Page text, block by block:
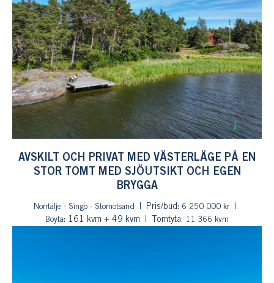
AVSKILT OCH PRIVAT MED VÄSTERLÄGE PÅ EN
STOR TOMT MED SJÖUTSIKT OCH EGEN
BRYGGA
Norrtälje - Singö - Stornotsand Pris/bud: 6 250 000 kr
Boyta: 161 kvm + 49 kvm Tomtyta: 11 366 kvm